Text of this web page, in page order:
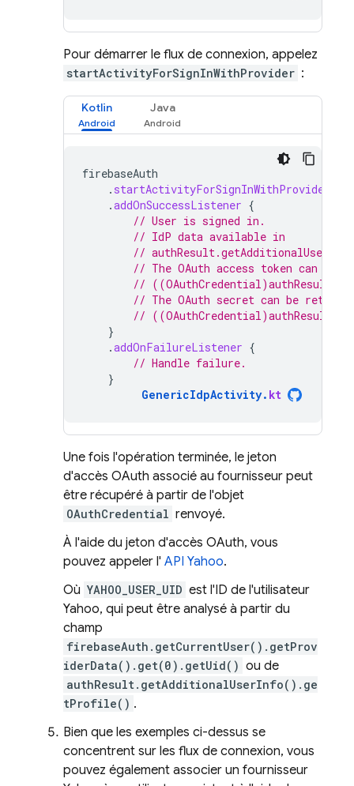
Pour démarrer le flux de connexion, appelez
startActivityForSignInWithProvider :
Kotlin Java
firebaseAuth
. startActivityForSignInWithProvider
.addOnSuccessListener {
// User is signed in.
// IdP data available in
//
// The OAuth access token can
//
// The OAuth secret can be
//
}
.addOnFailureListener {
// Handle failure.
}
GenericIdpActivity. kt
Une fois l'opération terminée, le jeton
d'accès OAuth associé au fournisseur peut
être récupéré à partir de l'objet
OAuthCredential renvoyé.
À l'aide du jeton d'accès OAuth, vous
pouvez appeler l' API Yahoo.
Où YAHOO_USER_UID est l'ID de l'utilisateur
Yahoo, qui peut être analysé à partir du
champ
firebaseAuth.getCurrentUser().getProv
iderData().get(0).getUid() ou de
authResult.getAdditionalUserInfo().ge
tProfile() .
Bien que les exemples ci-dessus se
concentrent sur les flux de connexion, vous
pouvez également associer un fournisseur